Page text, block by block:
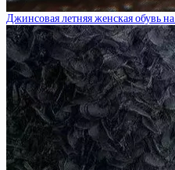
Джинсовая летняя женская обувь